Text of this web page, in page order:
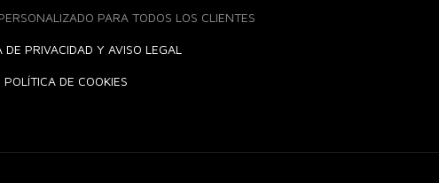
PARA TODOS LOS CLIENTES
DE PRIVACIDAD Y AVISO LEGAL
POLÍTICA DE COOKIES